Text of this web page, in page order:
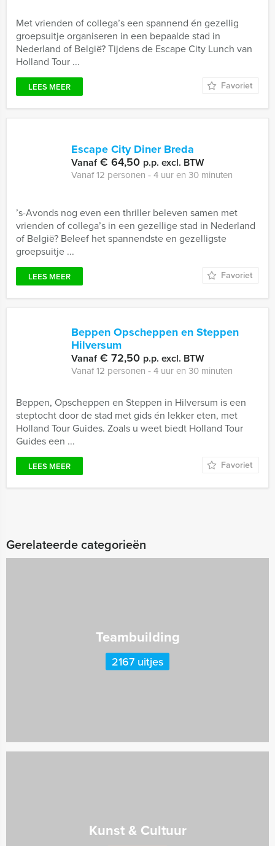
Met vrienden of collega’s een spannend én gezellig
groepsuitje organiseren in een bepaalde stad in
Nederland of België? Tijdens de Escape City Lunch van
Holland Tour ...
LEES MEER Favoriet
Escape City Diner Breda
Vanaf€ 64,50 p.p. excl. BTW
Vanaf 12 personen ‐ 4 uur en 30 minuten
’s-Avonds nog even een thriller beleven samen met
vrienden of collega’s in een gezellige stad in Nederland
of België? Beleef het spannendste en gezelligste
groepsuitje ...
LEES MEER Favoriet
Beppen Opscheppen en Steppen
Hilversum
Vanaf€ 72,50 p.p. excl. BTW
Vanaf 12 personen ‐ 4 uur en 30 minuten
Beppen, Opscheppen en Steppen in Hilversum is een
steptocht door de stad met gids én lekker eten, met
Holland Tour Guides. Zoals u weet biedt Holland Tour
Guides een ...
LEES MEER Favoriet
Gerelateerde categorieën
Teambuilding
2167 uitjes
Kunst & Cultuur